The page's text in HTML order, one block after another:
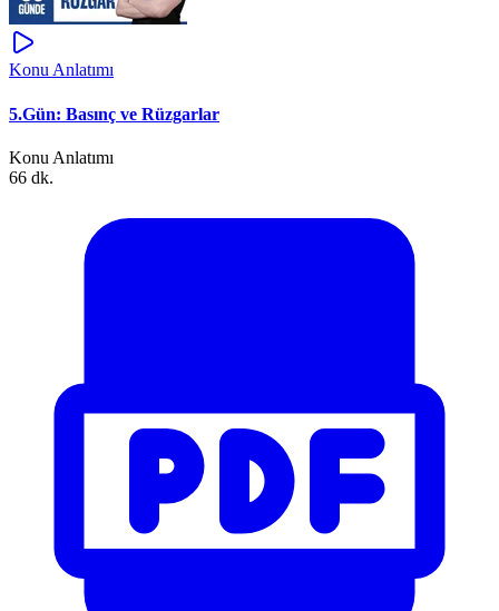
Konu Anlatımı
5.Gün: Basınç ve Rüzgarlar
Konu Anlatımı
66 dk.